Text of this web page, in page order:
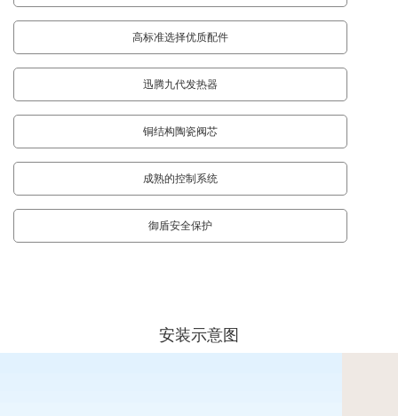
高标准选择优质配件
迅腾九代发热器
铜结构陶瓷阀芯
成熟的控制系统
御盾安全保护
安装示意图